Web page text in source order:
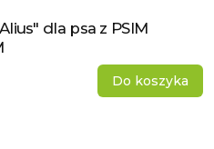
dla psa z PSIM
Do koszyka